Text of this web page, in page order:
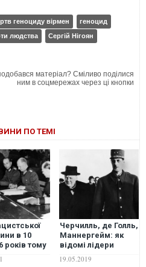
геноциду вірмен
геноцид
людства
Сергій Нігоян
матеріал? Сміливо поділися
ним в соцмережах через ці кнопки
ПО ТЕМІ
в 10
років тому
Черчилль, де Голль,
Маннергейм: як
відомі лідери
і поверталися до
19.05.2019